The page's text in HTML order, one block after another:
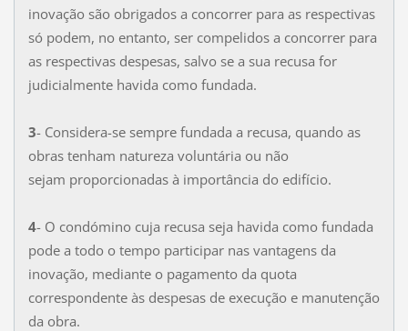
inovação são obrigados a concorrer para as respectivas
só podem, no entanto, ser compelidos a concorrer para
as respectivas despesas, salvo se a sua recusa for
judicialmente havida como fundada.
3- Considera-se sempre fundada a recusa, quando as
obras tenham natureza voluntária ou não
sejam proporcionadas à importância do edifício.
4- O condómino cuja recusa seja havida como fundada
pode a todo o tempo participar nas vantagens da
inovação, mediante o pagamento da quota
correspondente às despesas de execução e manutenção
da obra.